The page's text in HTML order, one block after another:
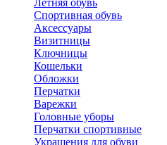
Летняя обувь
Спортивная обувь
Аксессуары
Визитницы
Ключницы
Кошельки
Обложки
Перчатки
Варежки
Головные уборы
Перчатки спортивные
Украшения для обуви